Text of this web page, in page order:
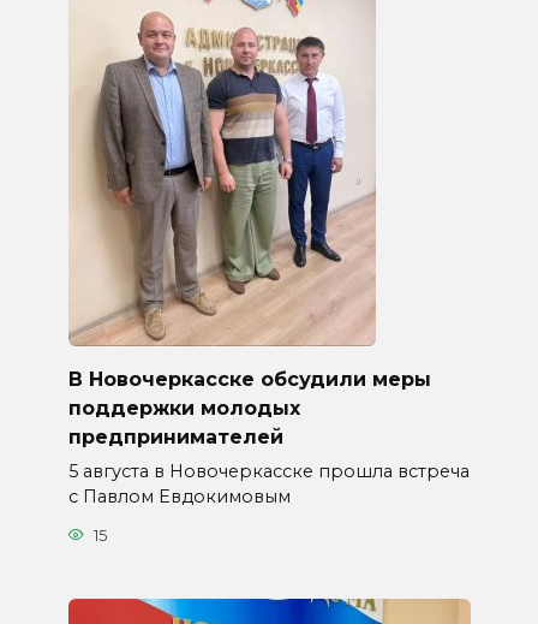
В Новочеркасске обсудили меры
поддержки молодых
предпринимателей
5 августа в Новочеркасске прошла встреча
с Павлом Евдокимовым
15